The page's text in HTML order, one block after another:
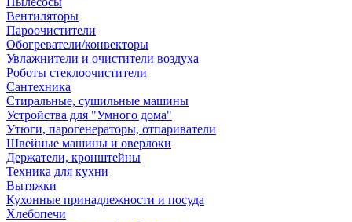
Вентиляторы
Пароочистители
Обогреватели/конвекторы
Увлажнители и очистители воздуха
Роботы стеклоочистители
Сантехника
Стиральные, сушильные машины
Устройства для "Умного дома"
Утюги, парогенераторы, отпариватели
Швейные машины и оверлоки
Держатели, кронштейны
Техника для кухни
Вытяжки
Кухонные принадлежности и посуда
Хлебопечи